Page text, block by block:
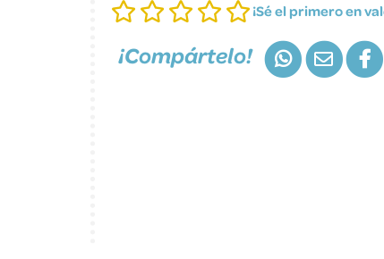
¡Sé el primero en
¡Compártelo!